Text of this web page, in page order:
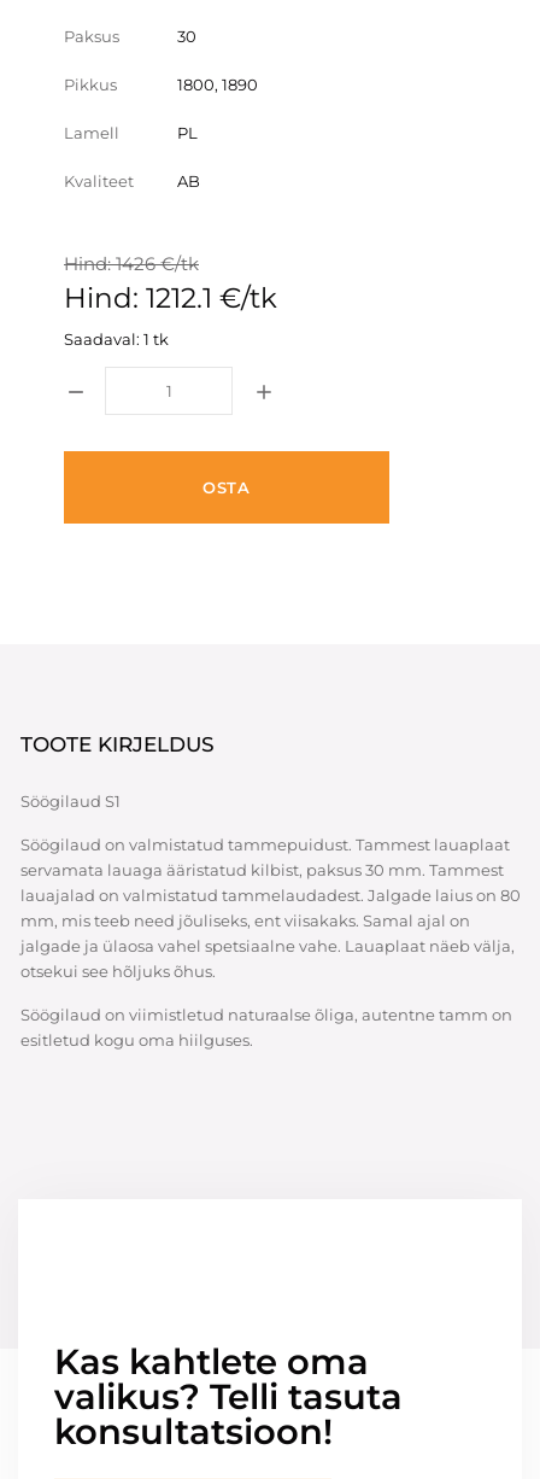
Paksus 30
Pikkus 1800, 1890
Lamell PL
Kvaliteet AB
Hind: 1426 €/tk
Hind: 1212.1 €/tk
Saadaval: 1 tk
OSTA
TOOTE KIRJELDUS
Söögilaud S1
Söögilaud on valmistatud tammepuidust. Tammest lauaplaat
servamata lauaga ääristatud kilbist, paksus 30 mm. Tammest
lauajalad on valmistatud tammelaudadest. Jalgade laius on 80
mm, mis teeb need jõuliseks, ent viisakaks. Samal ajal on
jalgade ja ülaosa vahel spetsiaalne vahe. Lauaplaat näeb välja,
otsekui see hõljuks õhus.
Söögilaud on viimistletud naturaalse õliga, autentne tamm on
esitletud kogu oma hiilguses.
Kas kahtlete oma
valikus? Telli tasuta
konsultatsioon!